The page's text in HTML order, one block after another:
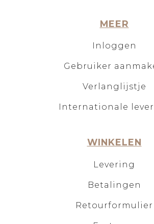
MEER
Inloggen
Gebruiker
Verlanglijstje
Internationale
WINKELEN
Levering
Betalingen
Retourformulier